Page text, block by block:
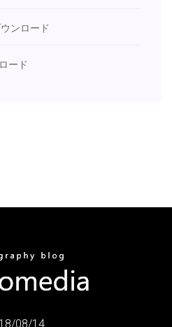
ンロード
ード
08/14